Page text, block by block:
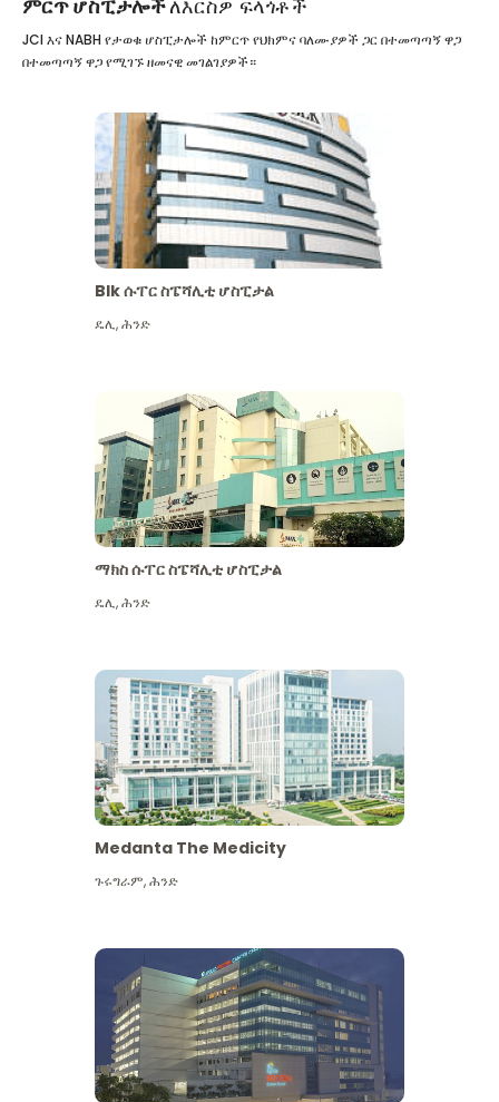
ምርጥ ሆስፒታሎችለእርስዎ ፍላጎቶች
JCI እና NABH የታወቁ ሆስፒታሎች ከምርጥ የህክምና ባለሙያዎች ጋር በተመጣጣኝ ዋጋ
በተመጣጣኝ ዋጋ የሚገኙ ዘመናዊ መገልገያዎች።
Blk ሱፐር ስፔሻሊቲ ሆስፒታል
ዴሊ,ሕንድ
ማክስ ሱፐር ስፔሻሊቲ ሆስፒታል
ዴሊ,ሕንድ
Medanta The Medicity
ጉሩግራም,ሕንድ